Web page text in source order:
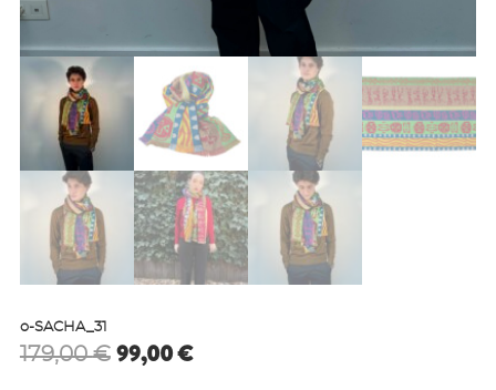
o-SACHA_31
179,00€ Le
prix
99,00€Le